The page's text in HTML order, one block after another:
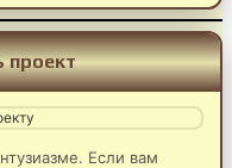
Если вам